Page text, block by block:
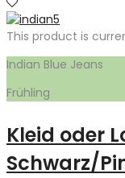
This product is
Indian Blue Jeans
Frühling
Kleid oder
Schwarz/